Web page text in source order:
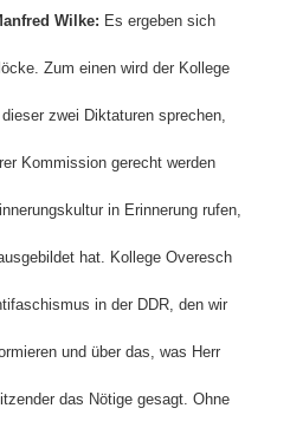
Wilke: Es ergeben sich
Zum einen wird der Kollege
zwei Diktaturen sprechen,
Kommission gerecht werden
in Erinnerung rufen,
hat. Kollege Overesch
in der DDR, den wir
und über das, was Herr
das Nötige gesagt. Ohne